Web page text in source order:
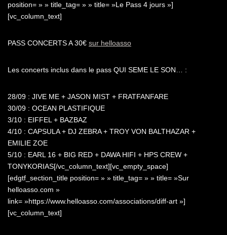
position= » » title_tag= » » title= »Le Pass 4 jours »]
[vc_column_text]
PASS CONCERTS A 30€ sur helloasso
Les concerts inclus dans le pass QUI SEME LE SON… :
28/09 : JIVE ME + JASON MIST + FRATFANFARE
30/09 : OCEAN PLASTIFIQUE
3/10 : EIFFEL + BAZBAZ
4/10 : CAPSULA + DJ ZEBRA + TROY VON BALTHAZAR +
EMILIE ZOE
5/10 : EARL 16 + BIG RED + DAWA HIFI + HPS CREW +
TONYKORIAS[/vc_column_text][vc_empty_space]
[edgtf_section_title position= » » title_tag= » » title= »Sur
helloasso.com »
link= »https://www.helloasso.com/associations/diff-art »]
[vc_column_text]